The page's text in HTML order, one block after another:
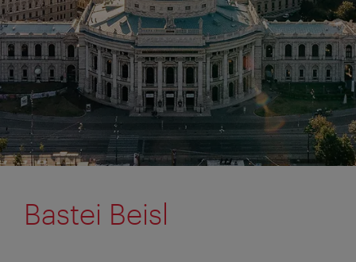
Bastei Beisl